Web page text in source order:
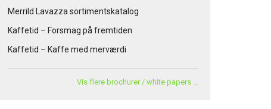
Merrild Lavazza sortimentskatalog
Kaffetid – Forsmag på fremtiden
Kaffetid – Kaffe med merværdi
Vis flere brochurer / white papers …